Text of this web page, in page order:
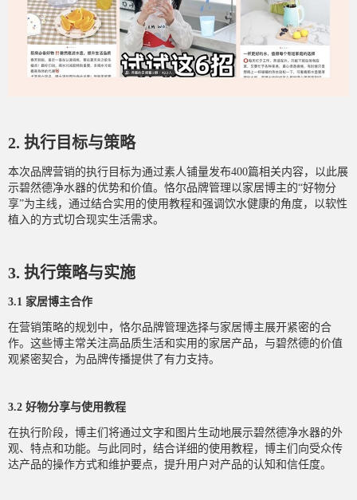
2. 执行目标与策略
本次品牌营销的执行目标为通过素人铺量发布400篇相关内容，以此展
示碧然德净水器的优势和价值。恪尔品牌管理以家居博主的“好物分
享”为主线，通过结合实用的使用教程和强调饮水健康的角度，以软性
植入的方式切合现实生活需求。
3. 执行策略与实施
3.1 家居博主合作
在营销策略的规划中，恪尔品牌管理选择与家居博主展开紧密的合
作。这些博主常关注高品质生活和实用的家居产品，与碧然德的价值
观紧密契合，为品牌传播提供了有力支持。
3.2 好物分享与使用教程
在执行阶段，博主们将通过文字和图片生动地展示碧然德净水器的外
观、特点和功能。与此同时，结合详细的使用教程，博主们向受众传
达产品的操作方式和维护要点，提升用户对产品的认知和信任度。